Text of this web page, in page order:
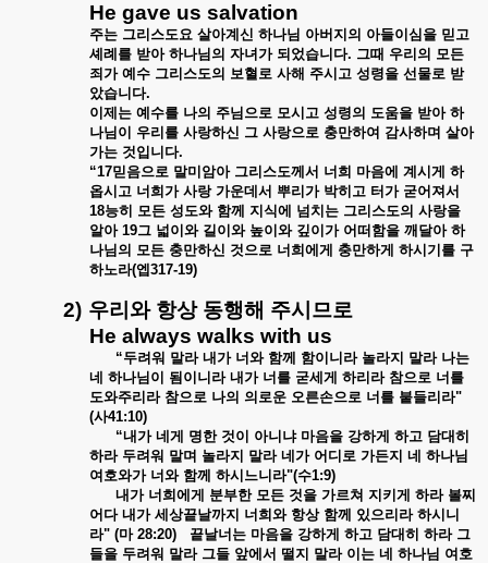
He gave us salvation
주는 그리스도요 살아계신 하나님 아버지의 아들이심을 믿고
셰례를 받아 하나님의 자녀가 되었습니다. 그때 우리의 모든
죄가 예수 그리스도의 보혈로 사해 주시고 성령을 선물로 받
았습니다.
이제는 예수를 나의 주님으로 모시고 성령의 도움을 받아 하
나님이
우리를 사랑하신 그 사랑으로 충만하여 감사하며 살아
가는 것입니다.
“17믿음으로 말미암아 그리스도께서 너희 마음에 계시게 하
옵시고 너희가 사랑 가운데서 뿌리가 박히고 터가 굳어져서
18능히 모든 성도와 함께 지식에 넘치는 그리스도의 사랑을
알아19그 넓이와 길이와 높이와 깊이가 어떠함을 깨달아 하
나님의 모든 충만하신 것으로 너희에게 충만하게 하시기를 구
하노라(엡317-19)
2) 우리와 항상 동행해 주시므로
He always walks with us
“두려워 말라 내가 너와 함께 함이니라 놀라지 말라 나는
네 하나님이 됨이니라 내가 너를 굳세게 하리라 참으로 너를
도와주리라 참으로 나의 의로운 오른손으로 너를 붙들리라"
(사41:10)
“내가 네게 명한 것이 아니냐 마음을 강하게 하고 담대히
하라 두려워 말며 놀라지 말라 네가 어디로 가든지 네 하나님
여호와가 너와 함께 하시느니라"(수1:9)
내가 너희에게 분부한 모든 것을 가르쳐 지키게 하라 볼찌
어다 내가 세상끝날까지 너희와 항상 함께 있으리라 하시니
라" (마 28:20) 끝날너는 마음을 강하게 하고 담대히 하라 그
들을 두려워 말라 그들 앞에서 떨지 말라 이는 네 하나님 여호